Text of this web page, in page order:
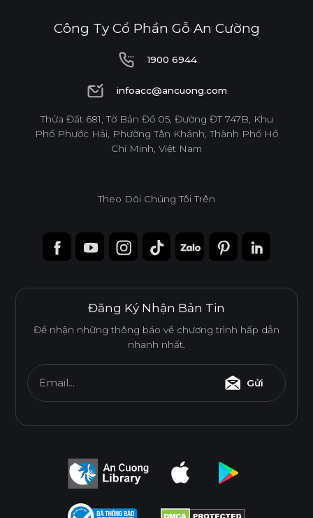
Công Ty Cổ Phần Gỗ An Cường
1900 6944
1900 6944
infoacc@ancuong.com
infoacc@ancuong.com
Thửa Đất 681, Tờ Bản Đồ 05, Đường ĐT 747B, Khu
Phố Phước Hải, Phường Tân Khánh, Thành Phố Hồ
Chí Minh, Việt Nam
Theo Dõi Chúng Tôi Trên
Đăng Ký Nhận Bản Tin
Để nhận những thông báo về chương trình hấp dẫn
nhanh nhất.
Email... Gửi